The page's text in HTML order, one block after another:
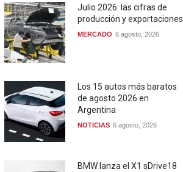
Julio 2026: las cifras de
producción y exportaciones
MERCADO 6 agosto, 2026
Los 15 autos más baratos
de agosto 2026 en
Argentina
NOTICIAS 6 agosto, 2026
BMW lanza el X1 sDrive18